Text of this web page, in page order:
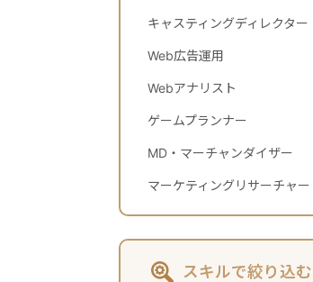
キャスティングディレクター
Web広告運用
Webアナリスト
ゲームプランナー
MD・マーチャンダイザー
マーケティングリサーチャー
スキルで絞り込む